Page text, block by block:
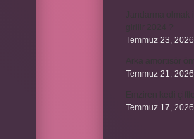
Temmuz 23, 2026
Temmuz 21, 2026
Temmuz 17, 2026